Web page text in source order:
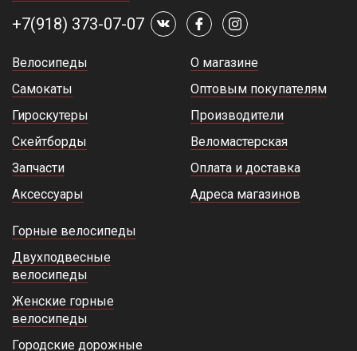
+7(918) 373-07-07
Велосипеды
Самокаты
Гироскутеры
Скейтборды
Запчасти
Аксессуары
О магазине
Оптовым покупателям
Производители
Веломастерская
Оплата и доставка
Адреса магазинов
Горные велосипеды
Двухподвесные
велосипеды
Женские горные
велосипеды
Городские дорожные